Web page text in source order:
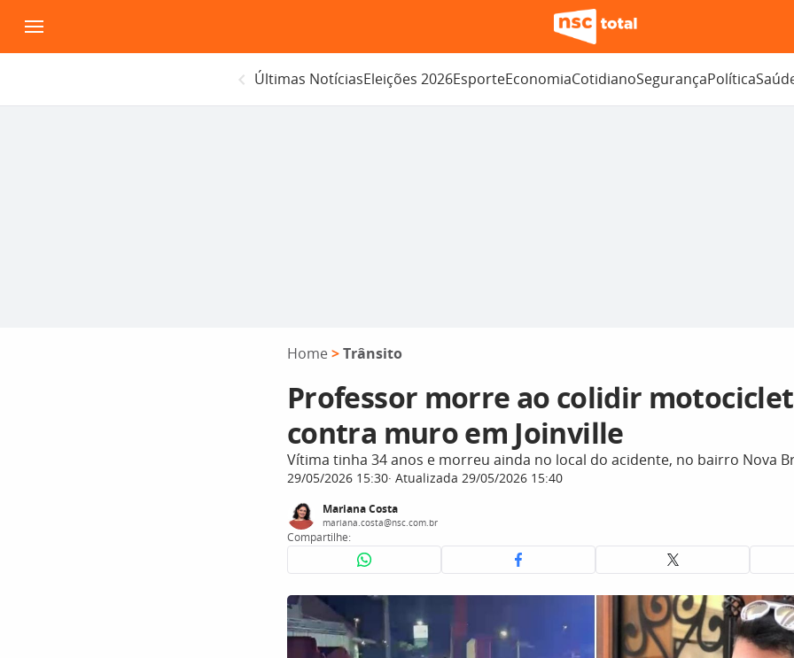
para
o
Últimas NotíciasEleições 2026EsporteEconomiaCotidianoSegurançaPolítica
Home >Trânsito
Professor morre ao colidir
contra muro em Joinville
Vítima tinha 34 anos e morreu ainda no local do acidente, no bairro Nova
29/05/2026 15:30 Atualizada 29/05/2026 15:40
Mariana Costa
mariana.costa@nsc.com.br
Compartilhe: